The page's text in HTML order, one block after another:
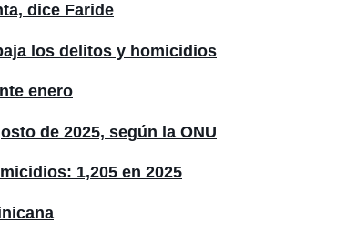
dice Faride
los delitos y homicidios
enero
de 2025, según la ONU
1,205 en 2025